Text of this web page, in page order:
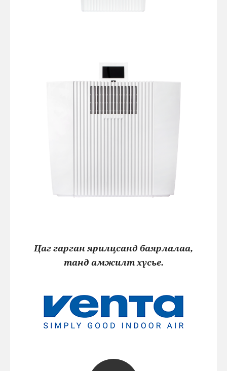
Цаг гарган ярилцсанд баярлалаа,
танд амжилт хүсье.